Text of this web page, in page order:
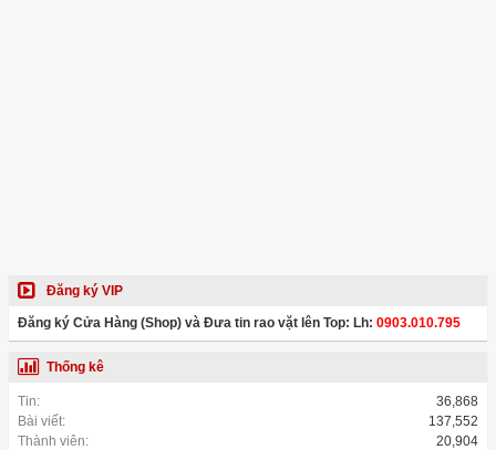
Đăng ký VIP
Đăng ký Cửa Hàng (Shop) và Đưa tin rao vặt lên Top: Lh: 0903.010.795
Thống kê
Tin:
36,868
Bài viết:
137,552
Thành viên:
20,904